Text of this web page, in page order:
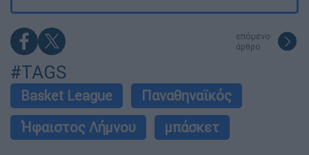
επόμενο
άρθρο
#TAGS
Basket League
Παναθηναϊκός
Ήφαιστος Λήμνου
μπάσκετ